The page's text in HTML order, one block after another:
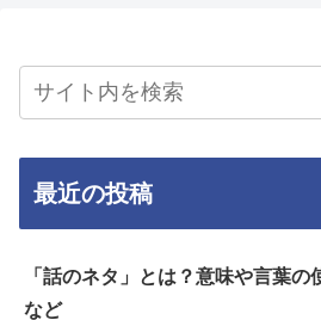
最近の投稿
「話のネタ」とは？意味や言葉
など